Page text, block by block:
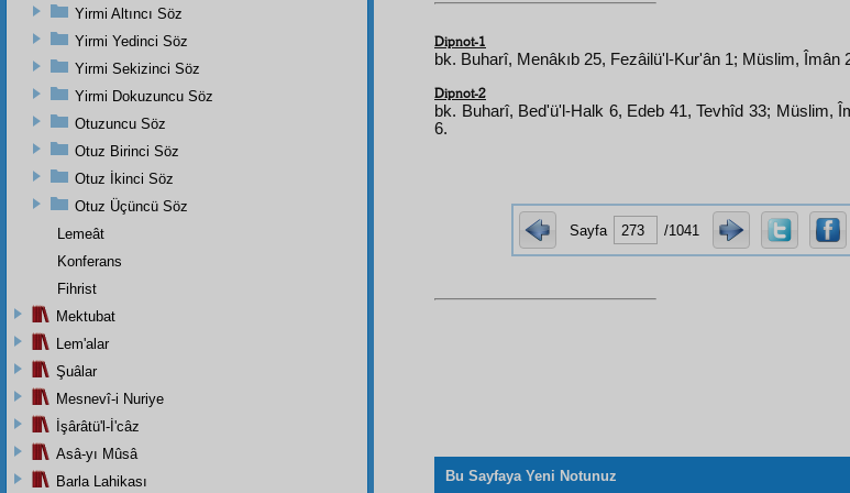
Dipnot-1
bk. Buharî, Menâkıb 25, Fezâilü'l-Kur'ân 1; Müslim, Îmân
Dipnot-2
bk. Buharî, Bed'ü'l-Halk 6, Edeb 41, Tevhîd 33; Müslim,
6.
Sayfa /1041
Bu Sayfaya Yeni Notunuz
Yirmi Altıncı Söz
Yirmi Yedinci Söz
Yirmi Sekizinci Söz
Yirmi Dokuzuncu Söz
Otuzuncu Söz
Otuz Birinci Söz
Otuz İkinci Söz
Otuz Üçüncü Söz
Lemeât
Konferans
Fihrist
Mektubat
Lem'alar
Şuâlar
Mesnevî-i Nuriye
İşârâtü'l-İ'câz
Asâ-yı Mûsâ
Barla Lahikası